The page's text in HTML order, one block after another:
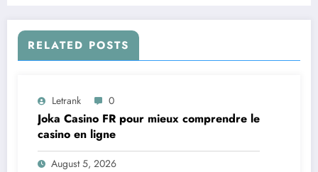
RELATED POSTS
Letrank 0
Joka Casino FR pour mieux comprendre le
casino en ligne
August 5, 2026